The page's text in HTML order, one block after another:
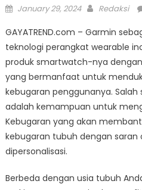
Posted
January 29, 2024 Author
Redaksi
GAYATREND.com – Garmin
teknologi perangkat wearable
produk smartwatch-nya
yang bermanfaat untuk
kebugaran penggunanya.
adalah kemampuan untuk
Kebugaran yang akan
kebugaran tubuh dengan saran
dipersonalisasi.
Berbeda dengan usia tubuh